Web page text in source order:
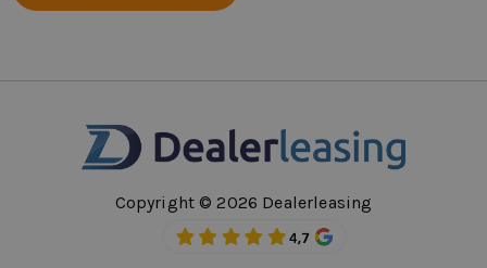
Copyright © 2026 Dealerleasing